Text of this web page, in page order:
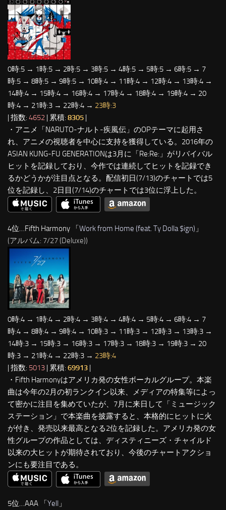
0時:5 → 1時:5 → 2時:5 → 3時:5 → 4時:5 → 5時:5 → 6時:5 → 7
時:5 → 8時:5 → 9時:5 → 10時:4 → 11時:4 → 12時:4 → 13時:4 →
14時:4 → 15時:4 → 16時:4 → 17時:4 → 18時:4 → 19時:4 → 20
時:4 → 21時:3 → 22時:4 → 23時:3
| 指数: 4652 | 累積: 8305 |
・アニメ「NARUTO-ナルト-疾風伝」のOPテーマに起用さ
れ、アニメの視聴者を中心に支持を獲得している。2016年の
ASIAN KUNG-FU GENERATIONは3月に「Re:Re:」がリバイバル
ヒットを記録しており、今作では連続してヒットを記録でき
るかどうかが注目点となる。配信初日(7/13)のチャートでは5
位を記録し、2日目(7/14)のチャートでは3位に浮上した。
4位…Fifth Harmony 「 Work from Home (feat. Ty Dolla $ign) 」
(アルバム: 7/27 (Deluxe))
0時:4 → 1時:4 → 2時:4 → 3時:4 → 4時:4 → 5時:4 → 6時:4 → 7
時:4 → 8時:4 → 9時:4 → 10時:3 → 11時:3 → 12時:3 → 13時:3 →
14時:3 → 15時:3 → 16時:3 → 17時:3 → 18時:3 → 19時:3 → 20
時:3 → 21時:4 → 22時:3 → 23時:4
| 指数: 5013 | 累積: 69913
・Fifth Harmonyはアメリカ発の女性ボーカルグループ。本楽
曲は今年の2月の初ランクイン以来、メディアの特集等によっ
て密かに注目を集めていたが、7月に来日して「ミュージック
ステーション」で本楽曲を披露すると、本格的にヒットに火
が付き、発売以来最高となる2位を記録した。アメリカ発の女
性グループの作品としては、ディスティニーズ・チャイルド
以来の大ヒットが期待されており、今後のチャートアクショ
ンにも要注目である。
5位…AAA 「Yell 」